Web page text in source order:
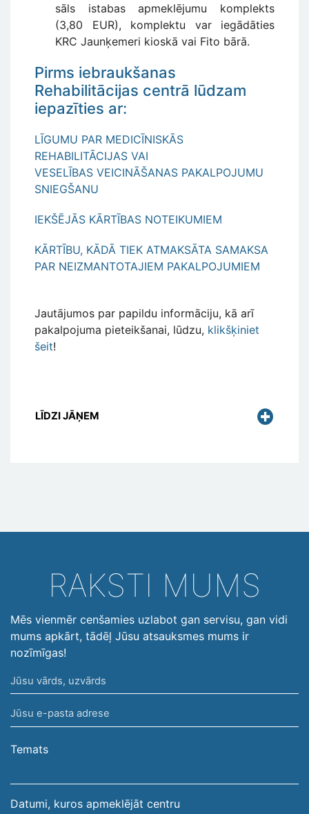
sāls istabas apmeklējumu komplekts
(3,80 EUR), komplektu var iegādāties
KRC Jaunķemeri kioskā vai Fito bārā.
Pirms iebraukšanas
Rehabilitācijas centrā lūdzam
iepazīties ar:
LĪGUMU PAR MEDICĪNISKĀS
REHABILITĀCIJAS VAI
VESELĪBAS VEICINĀŠANAS PAKALPOJUMU
SNIEGŠANU
IEKŠĒJĀS KĀRTĪBAS NOTEIKUMIEM
KĀRTĪBU, KĀDĀ TIEK ATMAKSĀTA SAMAKSA
PAR NEIZMANTOTAJIEM PAKALPOJUMIEM
Jautājumos par papildu informāciju, kā arī
pakalpojuma pieteikšanai, lūdzu, klikšķiniet
šeit!
LĪDZI JĀŅEM
RAKSTI MUMS
Mēs vienmēr cenšamies uzlabot gan servisu, gan vidi
mums apkārt, tādēļ Jūsu atsauksmes mums ir
nozīmīgas!
Jūsu
vārds,
uzvārds
Jūsu
e-
pasta
Temats
Datumi, kuros apmeklējāt centru